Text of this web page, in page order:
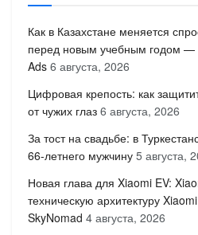
Как в Казахстане меняется
перед новым учебным годом —
Ads 6 августа, 2026
Цифровая крепость: как
от чужих глаз 6 августа, 2026
За тост на свадьбе: в
66-летнего мужчину 5 августа,
Новая глава для Xiaomi EV:
техническую архитектуру
SkyNomad 4 августа, 2026